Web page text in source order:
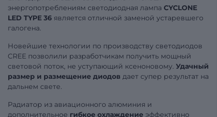
энергопотреблениям светодиодная лампа CYCLONE
LED TYPE 36 является отличной заменой устаревшего
галогена.
Новейшие технологии по производству светодиодов
CREE позволили разработчикам получить мощный
световой поток, не уступающий ксеноновому. Удачный
размер и размещение диодов дает супер результат на
дальнем свете.
Радиатор из авиационного алюминия и
дополнительное гибкое охлаждение эффективно